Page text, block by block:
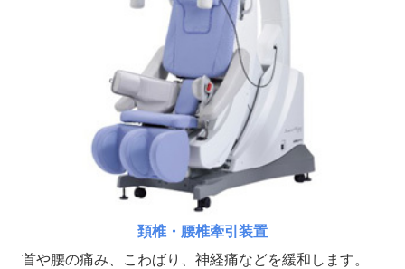
頚椎・腰椎牽引装置
首や腰の痛み、こわばり、神経痛などを緩和します。